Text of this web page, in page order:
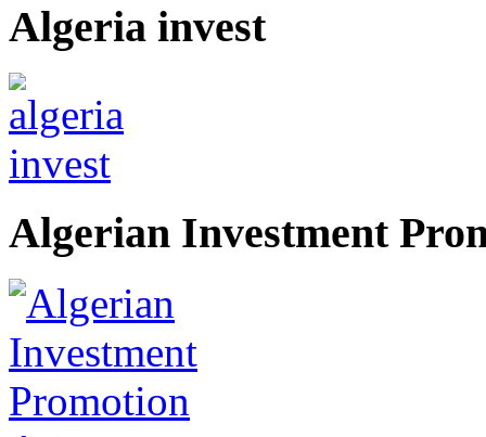
Algeria invest
Algerian Investment